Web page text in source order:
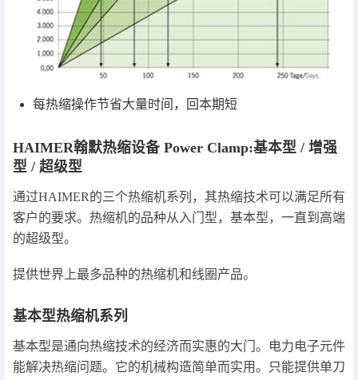
每热缩操作节省大量时间，回本期短
HAIMER翰默热缩设备 Power Clamp:基本型 / 增强
型 / 超级型
通过HAIMER的三个热缩机系列，其热缩技术可以满足所有
客户的要求。热缩机的品种从入门型，基本型，一直到高端
的超级型。
提供世界上最多品种的热缩机和线圈产品。
基本型热缩机系列
基本型是通向热缩技术的经济而实惠的大门。电力电子元件
能解决热缩问题。它的机械构造简单而实用。只能提供单刀